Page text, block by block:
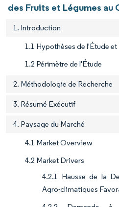
des Fruits et Légumes au
1. Introduction
1.1 Hypothèses de l'Étude
1.2 Périmètre de l'Étude
2. Méthodologie de Recherche
3. Résumé Exécutif
4. Paysage du Marché
4.1 Market Overview
4.2 Market Drivers
4.2.1 Hausse de la
Agro-climatiques